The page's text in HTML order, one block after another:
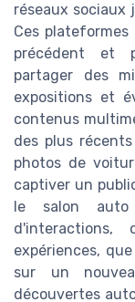
réseaux sociaux
Ces
précédent et
partager des
expositions et
contenus
des plus
photos de
captiver un
le salon
expériences,
sur un
découvertes